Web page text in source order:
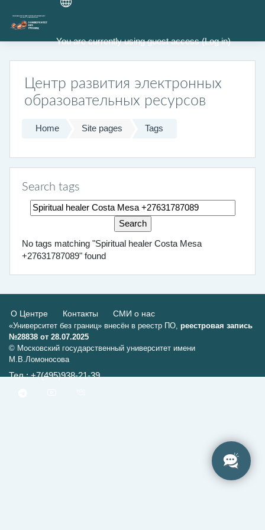
You are currently using guest access (Log in)
Skip to main content
Центр развития электронных
образовательных ресурсов
Home Site pages Tags
Search tags
Search tags
No tags matching "Spiritual healer Costa Mesa
+27631787089" found
О Центре Контакты СМИ о нас
«Университет без границ» внесён в реестр ПО, реестровая запись
№28838 от 28.07.2025
© Московский государственный университет имени
М.В.Ломоносова
Тел.: +7(495)938-21-39